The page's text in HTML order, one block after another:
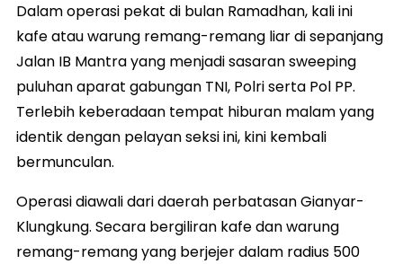
Dalam operasi pekat di bulan Ramadhan, kali ini
kafe atau warung remang-remang liar di sepanjang
Jalan IB Mantra yang menjadi sasaran sweeping
puluhan aparat gabungan TNI, Polri serta Pol PP.
Terlebih keberadaan tempat hiburan malam yang
identik dengan pelayan seksi ini, kini kembali
bermunculan.
Operasi diawali dari daerah perbatasan Gianyar-
Klungkung. Secara bergiliran kafe dan warung
remang-remang yang berjejer dalam radius 500